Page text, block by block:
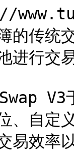
的传统
进行交
V3
、自定
易效率